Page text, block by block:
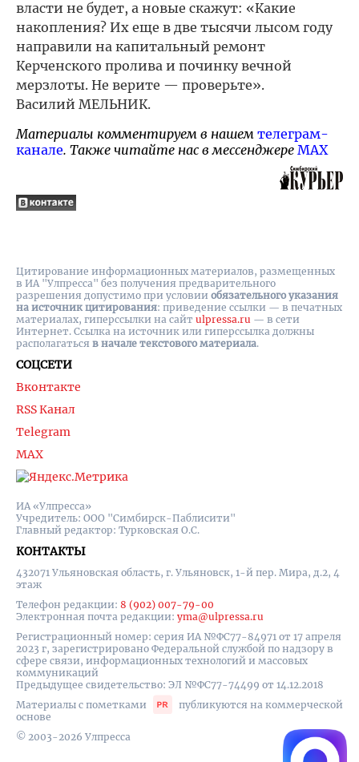
власти не будет, а новые скажут: «Какие
накопления? Их еще в две тысячи лысом году
направили на капитальный ремонт
Керченского пролива и починку вечной
мерзлоты. Не верите — проверьте».
Василий МЕЛЬНИК.
Материалы комментируем в нашем телеграм-
канале. Также читайте нас в мессенджере MAX
ИА «Улпресса»
Учредитель: ООО "Симбирск-Паблисити"
Главный редактор: Турковская О.С.
КОНТАКТЫ
432071 Ульяновская область, г. Ульяновск, 1-й пер. Мира, д.2, 4
этаж
Телефон редакции: 8 (902) 007-79-00
Электронная почта редакции: yma@ulpressa.ru
Регистрационный номер: серия ИА №ФС77-84971 от 17 апреля
2023 г, зарегистрировано Федеральной службой по надзору в
сфере связи, информационных технологий и массовых
коммуникаций
Предыдущее свидетельство: ЭЛ №ФС77-74499 от 14.12.2018
Материалы с пометками
публикуются на коммерческой
основе
© 2003-2026 Улпресса
СОЦСЕТИ
Вконтакте
RSS Канал
Telegram
MAX
Цитирование информационных материалов, размещенных
в ИА "Улпресса" без получения предварительного
разрешения допустимо при условии обязательного указания
на источник цитирования: приведение ссылки — в печатных
материалах, гиперссылки на cайт ulpressa.ru — в сети
Интернет. Ссылка на источник или гиперссылка должны
располагаться в начале текстового материала.